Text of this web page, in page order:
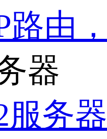
路由
器
服务器